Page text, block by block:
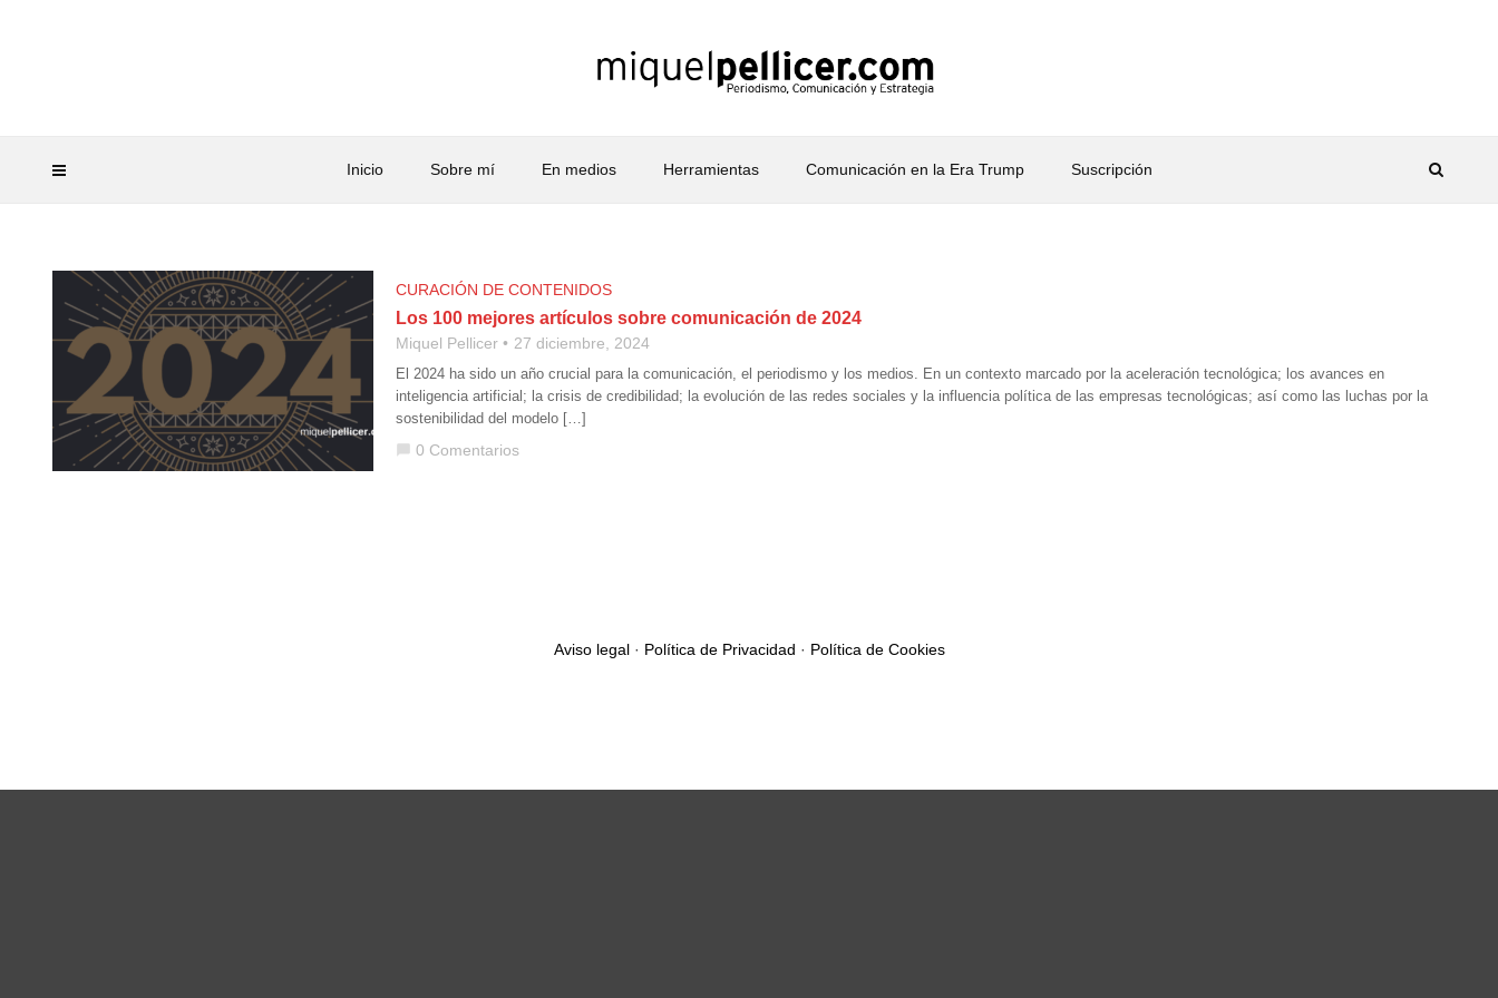
Inicio Sobre mí En medios Herramientas Comunicación en la Era Trump Suscripción
CURACIÓN DE CONTENIDOS
Los 100 mejores artículos sobre comunicación de 2024
Miquel Pellicer 27 diciembre, 2024
El 2024 ha sido un año crucial para la comunicación, el periodismo y los medios. En un contexto marcado por la aceleración tecnológica; los avances en
inteligencia artificial; la crisis de credibilidad; la evolución de las redes sociales y la influencia política de las empresas tecnológicas; así como las luchas por la
sostenibilidad del modelo […]
chat_bubble 0 Comentarios
Aviso legal· Política de Privacidad · Política de Cookies